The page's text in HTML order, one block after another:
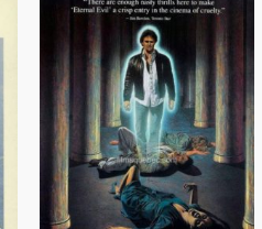
The
Blue Man